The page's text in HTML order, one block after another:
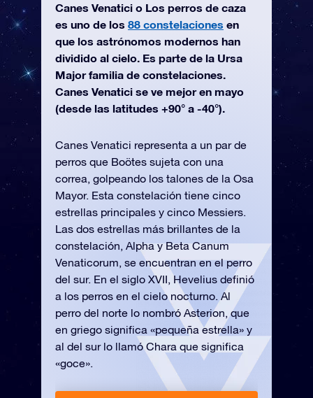
Canes Venatici o Los perros de caza
es uno de los 88 constelaciones en
que los astrónomos modernos han
dividido al cielo. Es parte de la Ursa
Major familia de constelaciones.
Canes Venatici se ve mejor en mayo
(desde las latitudes +90° a -40°).
Canes Venatici representa a un par de
perros que Boötes sujeta con una
correa, golpeando los talones de la Osa
Mayor. Esta constelación tiene cinco
estrellas principales y cinco Messiers.
Las dos estrellas más brillantes de la
constelación, Alpha y Beta Canum
Venaticorum, se encuentran en el perro
del sur. En el siglo XVII, Hevelius definió
a los perros en el cielo nocturno. Al
perro del norte lo nombró Asterion, que
en griego significa «pequeña estrella» y
al del sur lo llamó Chara que significa
«goce».